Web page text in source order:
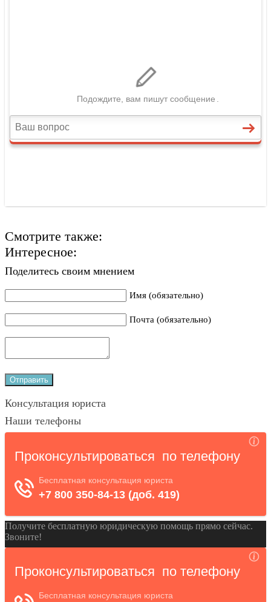
Смотрите также:
Интересное:
Поделитесь своим мнением
Имя (обязательно)
Почта (обязательно)
Консультация юриста
Наши телефоны
Получите бесплатную юридическую помощь прямо сейчас.
Звоните!